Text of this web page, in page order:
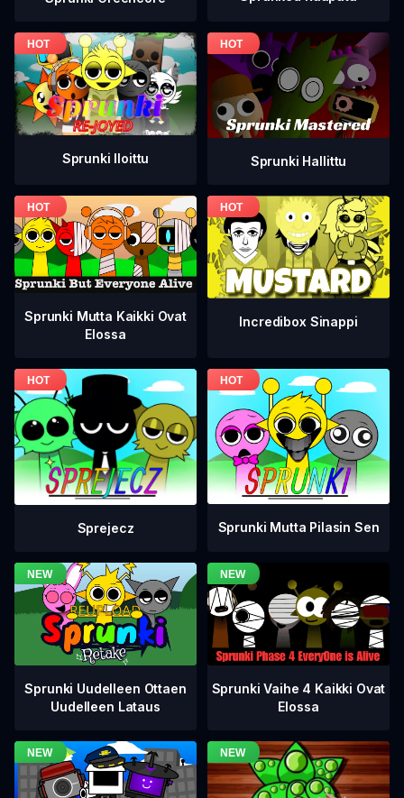
Sprunki Iloittu Sprunki Hallittu
Sprunki Mutta Kaikki Ovat
Elossa
Incredibox Sinappi
Sprejecz Sprunki Mutta Pilasin Sen
Sprunki Uudelleen Ottaen
Uudelleen Lataus
Sprunki Vaihe 4 Kaikki Ovat
Elossa